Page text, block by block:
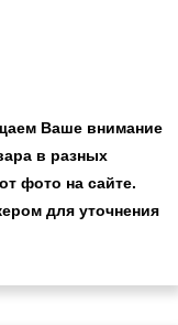
Ваше внимание
в разных
фото на сайте.
для уточнения